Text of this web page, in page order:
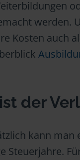
werden.
Kosten auch
der
kann man
Steuerjahre.